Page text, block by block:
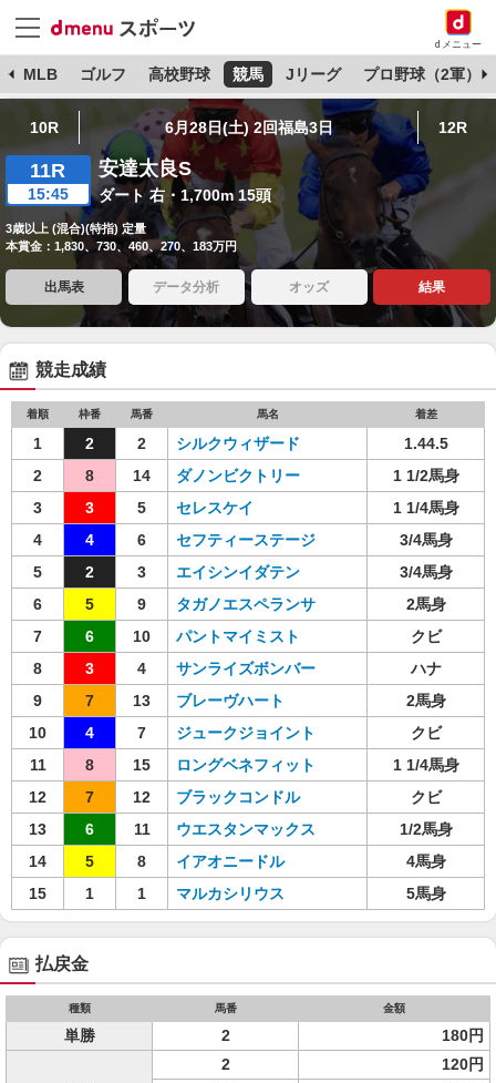
dメニュー
MLB ゴルフ 高校野球 競馬 Jリーグ プロ野球（2軍）
10R 6月28日(土) 2回福島3日 12R
11R
15:45
安達太良S
ダート 右・1,700m 15頭
3歳以上 (混合)(特指) 定量
本賞金：1,830、730、460、270、183万円
出馬表 データ分析 オッズ 結果
競走成績
着順 枠番 馬番 馬名 着差
1 2 2 シルクウィザード
1.44.5
2
8 14 ダノンビクトリー
1 1/2馬身
3
3 5 セレスケイ
1 1/4馬身
4
4 6 セフティーステージ
3/4馬身
5
2 3 エイシンイダテン
3/4馬身
6
5 9 タガノエスペランサ
2馬身
7
6 10 パントマイミスト
クビ
8
3 4 サンライズボンバー
ハナ
9
7 13 ブレーヴハート
2馬身
10
4 7 ジュークジョイント
クビ
11
8 15 ロングベネフィット
1 1/4馬身
12
7 12 ブラックコンドル
クビ
13
6 11 ウエスタンマックス
1/2馬身
14
5 8 イアオニードル
4馬身
15
1 1 マルカシリウス 5馬身
払戻金
種類 馬番 金額
単勝 2 180円
2
120円